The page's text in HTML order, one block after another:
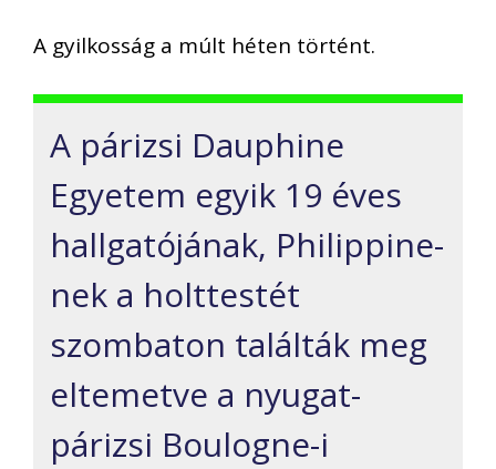
A gyilkosság a múlt héten történt.
A párizsi Dauphine
Egyetem egyik 19 éves
hallgatójának, Philippine-
nek a holttestét
szombaton találták meg
eltemetve a nyugat-
párizsi Boulogne-i